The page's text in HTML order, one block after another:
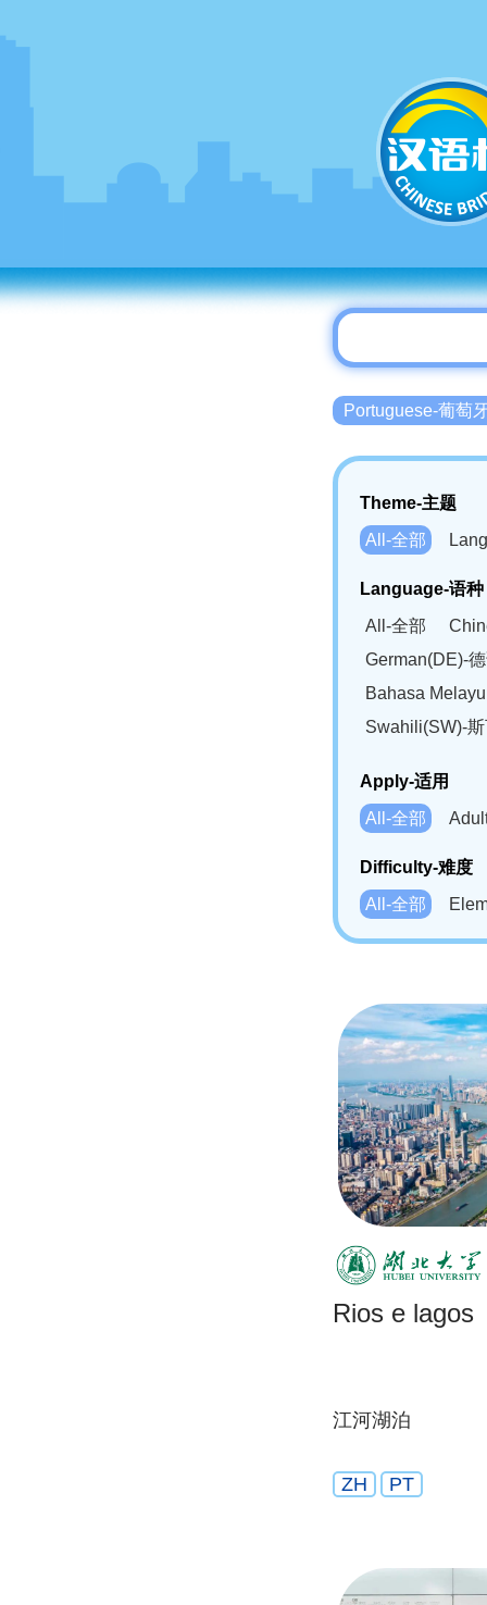
Portuguese-葡萄
Theme-主题
All-全部
Language-语种
All-全部
German(DE)-
Bahasa
Swahili(SW)-
Apply-适用
All-全部
Difficulty-难度
All-全部
Rios e lagos
江河湖泊
ZH PT